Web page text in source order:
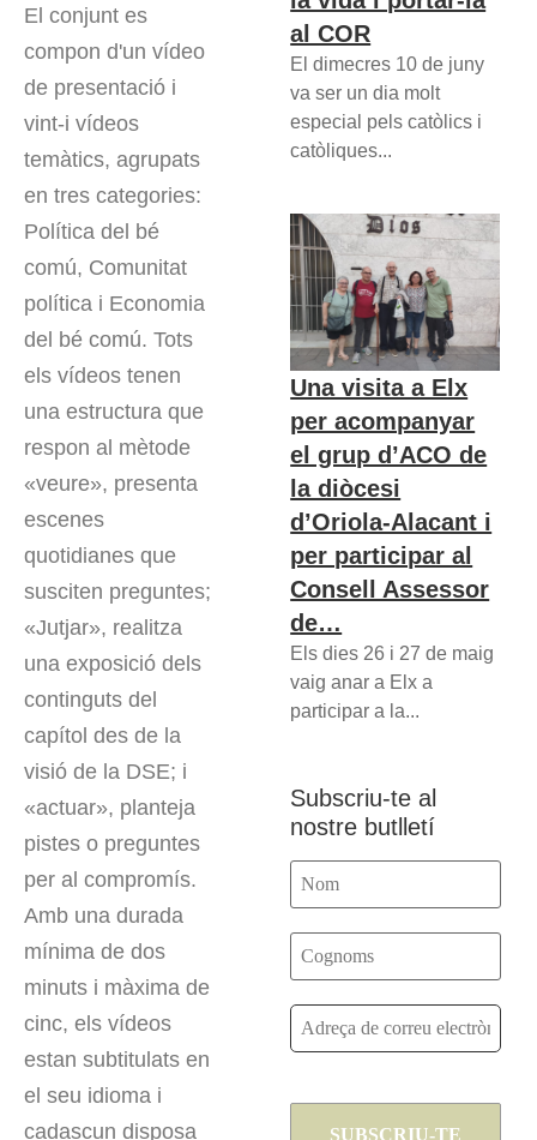
El conjunt es
compon d'un vídeo
de presentació i
vint-i vídeos
temàtics, agrupats
en tres categories:
Política del bé
comú, Comunitat
política i Economia
del bé comú. Tots
els vídeos tenen
una estructura que
respon al mètode
«veure», presenta
escenes
quotidianes que
susciten preguntes;
«Jutjar», realitza
una exposició dels
continguts del
capítol des de la
visió de la DSE; i
«actuar», planteja
pistes o preguntes
per al compromís.
Amb una durada
mínima de dos
minuts i màxima de
cinc, els vídeos
estan subtitulats en
el seu idioma i
cadascun disposa
al COR
El dimecres 10 de juny
va ser un dia molt
especial pels catòlics i
catòliques...
Una visita a Elx
per acompanyar
el grup d’ACO de
la diòcesi
d’Oriola-Alacant i
per participar al
Consell Assessor
de…
Els dies 26 i 27 de maig
vaig anar a Elx a
participar a la...
Subscriu-te al
nostre butlletí